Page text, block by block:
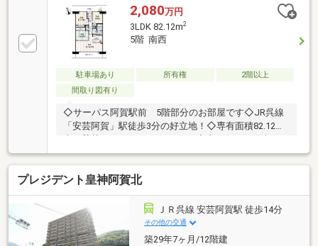
阿賀駅」まで徒歩3分！バス停・スーパー・コンビニ
等、利便施設も徒歩圏内なので、なにかと便利に生活
できます。■ サイズ等によりペット飼育可です。■
全居室WIC設置なので日常生活に必要な収納力充実で
す。■ 全居室5.4帖以上なので、居室として充分で
す。■ LDKが19.6帖あるので、テーブルとソファーを
ゆったりと設置できます。■ キッチンから出られる
2,080万円
3LDK 82.12m2
5階 南西
駐車場あり 所有権
2階以上
間取り図有り
◇サーパス阿賀駅前 5階部分のお部屋です◇JR呉線
「安芸阿賀」駅徒歩3分の好立地！◇専有面積82.12平
り・通風良好。◇全居室収納付きでお部屋をすっきり
使えます。☆スーパーやコンビニ、金融機関など生活
利便施設が徒歩圏内に揃い、毎日の暮らしを快適にサ
ポート。◇ファミリー層におすすめのマンションで
す！ 土・日・祝日でもご案内可能です。（事前予約
をお願いいたします） ぜひ一度お問い合わせ
ください！
プレジデント皇神阿賀北
ＪＲ呉線 安芸阿賀駅 徒歩14分
その他の交通
築29年7ヶ月/12階建